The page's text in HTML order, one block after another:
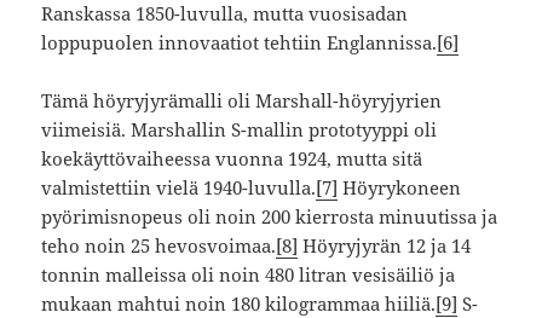
Ranskassa 1850-luvulla, mutta vuosisadan
loppupuolen innovaatiot tehtiin Englannissa.[6]
Tämä höyryjyrämalli oli Marshall-höyryjyrien
viimeisiä. Marshallin S-mallin prototyyppi oli
koekäyttövaiheessa vuonna 1924, mutta sitä
valmistettiin vielä 1940-luvulla.[7] Höyrykoneen
pyörimisnopeus oli noin 200 kierrosta minuutissa ja
teho noin 25 hevosvoimaa.[8] Höyryjyrän 12 ja 14
tonnin malleissa oli noin 480 litran vesisäiliö ja
mukaan mahtui noin 180 kilogrammaa hiiliä.[9] S-